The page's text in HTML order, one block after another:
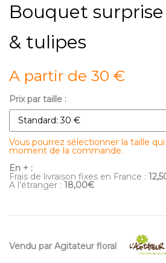
Bouquet
& tulipes
A partir de 30 €
Prix par taille :
Vous pourrez sélectionner la taille
moment de la commande.
En + :
Frais de livraison fixes en France :
A l’étranger : 18,00€
Vendu par Agitateur floral